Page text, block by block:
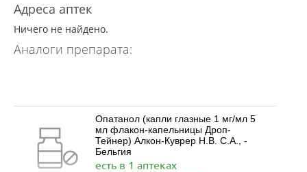
Адреса аптек
Ничего не найдено.
Аналоги препарата:
Опатанол (капли глазные 1 мг/мл 5
мл флакон-капельницы Дроп-
Тейнер) Алкон-Куврер Н.В. С.А., -
Бельгия
есть в 1 аптеках